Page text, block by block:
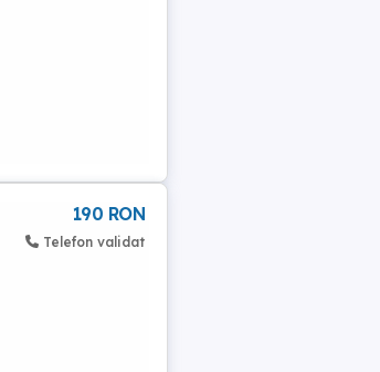
190 RON
Telefon validat